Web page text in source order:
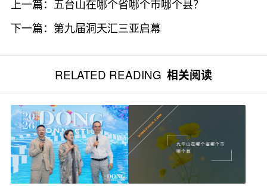
上一篇： 五台山在哪个省哪个市哪个县？
下一篇： 第九届洞天汇三亚启幕
RELATED READING 相关阅读